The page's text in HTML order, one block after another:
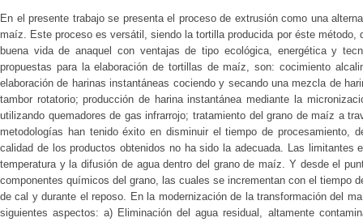
En el presente trabajo se presenta el proceso de extrusión como una
maíz. Este proceso es versátil, siendo la tortilla producida por éste método,
buena vida de anaquel con ventajas de tipo ecológica, energética y
propuestas para la elaboración de tortillas de maíz, son: cocimiento
elaboración de harinas instantáneas cociendo y secando una mezcla de
tambor rotatorio; producción de harina instantánea mediante la
utilizando quemadores de gas infrarrojo; tratamiento del grano de maíz a
metodologías han tenido éxito en disminuir el tiempo de procesamiento,
calidad de los productos obtenidos no ha sido la adecuada. Las limitantes
temperatura y la difusión de agua dentro del grano de maíz. Y desde el
componentes químicos del grano, las cuales se incrementan con el tiempo
de cal y durante el reposo. En la modernización de la transformación del
siguientes aspectos: a) Eliminación del agua residual, altamente